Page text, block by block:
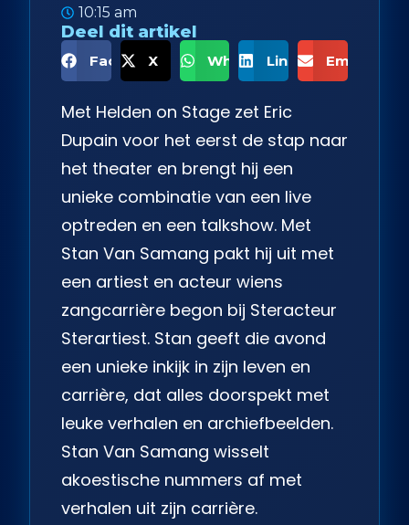
10:15 am
Deel dit artikel
Facebook
X WhatsAppLinkedInEmail
Met Helden on Stage zet Eric
Dupain voor het eerst de stap naar
het theater en brengt hij een
unieke combinatie van een live
optreden en een talkshow. Met
Stan Van Samang pakt hij uit met
een artiest en acteur wiens
zangcarrière begon bij Steracteur
Sterartiest. Stan geeft die avond
een unieke inkijk in zijn leven en
carrière, dat alles doorspekt met
leuke verhalen en archiefbeelden.
Stan Van Samang wisselt
akoestische nummers af met
verhalen uit zijn carrière.